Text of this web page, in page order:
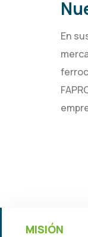
En
MISIÓN